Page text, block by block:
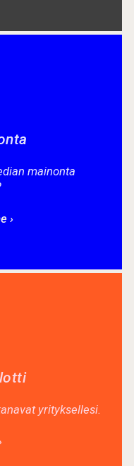
mainonta
›
yrityksellesi.